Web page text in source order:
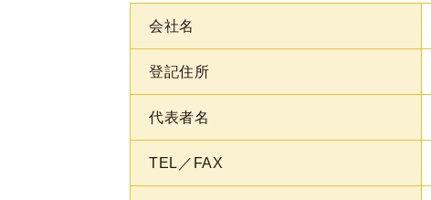
会社名
登記住所
代表者名
TEL／FAX